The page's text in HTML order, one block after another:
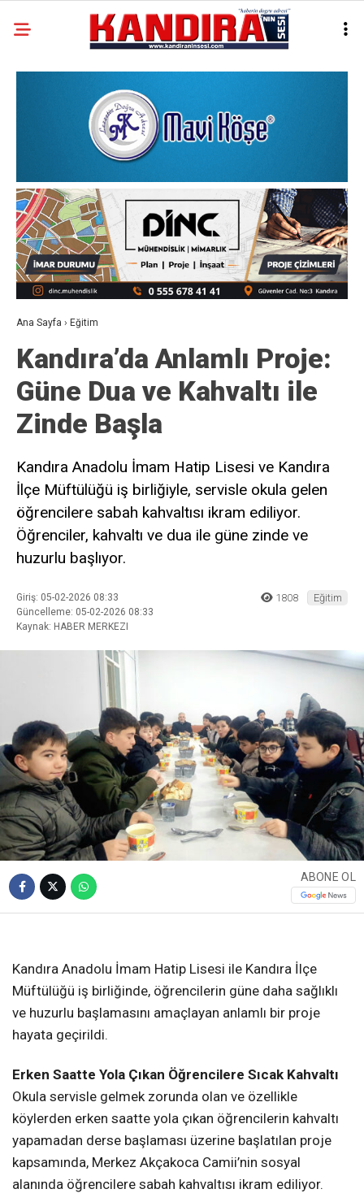
Ana Sayfa › Eğitim
Kandıra’da Anlamlı Proje:
Güne Dua ve Kahvaltı ile
Zinde Başla
Kandıra Anadolu İmam Hatip Lisesi ve Kandıra
İlçe Müftülüğü iş birliğiyle, servisle okula gelen
öğrencilere sabah kahvaltısı ikram ediliyor.
Öğrenciler, kahvaltı ve dua ile güne zinde ve
huzurlu başlıyor.
Giriş: 05-02-2026 08:33
Güncelleme: 05-02-2026 08:33
Kaynak: HABER MERKEZI
1808 Eğitim
ABONE OL
Kandıra Anadolu İmam Hatip Lisesi ile Kandıra İlçe